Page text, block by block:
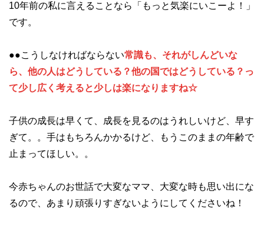
10年前の私に言えることなら「もっと気楽にいこーよ！」
です。
●●こうしなければならない常識も、それがしんどいな
ら、他の人はどうしている？他の国ではどうしている？っ
て少し広く考えると少しは楽になりますね☆
子供の成長は早くて、成長を見るのはうれしいけど、早す
ぎて。。手はもちろんかかるけど、もうこのままの年齢で
止まってほしい。。
今赤ちゃんのお世話で大変なママ、大変な時も思い出にな
るので、あまり頑張りすぎないようにしてくださいね！